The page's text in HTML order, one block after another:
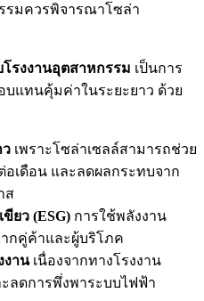
รงงานอุตสาหกรรม เป็นการ
บแทนคุ้มค่าในระยะยาว ด้วย
เพราะโซล่าเซลล์สามารถช่วย
อเดือน และลดผลกระทบจาก
ส
ยว (ESG) การใช้พลังงาน
กคู่ค้าและผู้บริโภค
งาน เนื่องจากทางโรงงาน
ลดการพึ่งพาระบบไฟฟ้า